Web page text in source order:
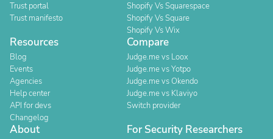
Trust portal
Trust manifesto
Shopify Vs Squarespace
Shopify Vs Square
Shopify Vs Wix
Resources
Blog
Events
Agencies
Help center
API for devs
Changelog
Compare
Judge.me vs Loox
Judge.me vs Yotpo
Judge.me vs Okendo
Judge.me vs Klaviyo
Switch provider
About For Security Researchers